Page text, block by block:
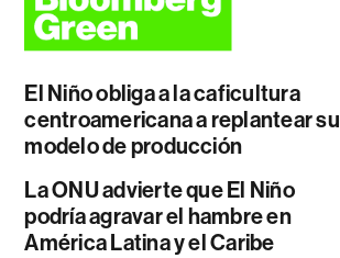
El Niño obliga a la caficultura
centroamericana a replantear su
modelo de producción
La ONU advierte que El Niño
podría agravar el hambre en
América Latina y el Caribe